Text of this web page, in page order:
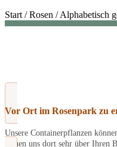
Start /Rosen /Alphabetisch
Vor Ort im Rosenpark zu
Unsere Containerpflanzen
freuen uns dort sehr über Ihren